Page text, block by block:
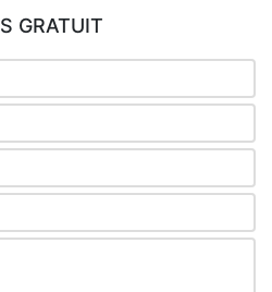
GRATUIT